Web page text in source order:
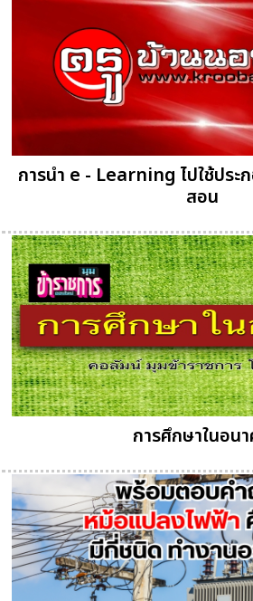
การนำ e - Learning ไปใช้ประ
สอน
การศึกษาในอน